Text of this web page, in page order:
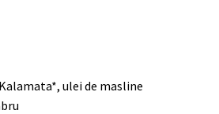
ulei de masline